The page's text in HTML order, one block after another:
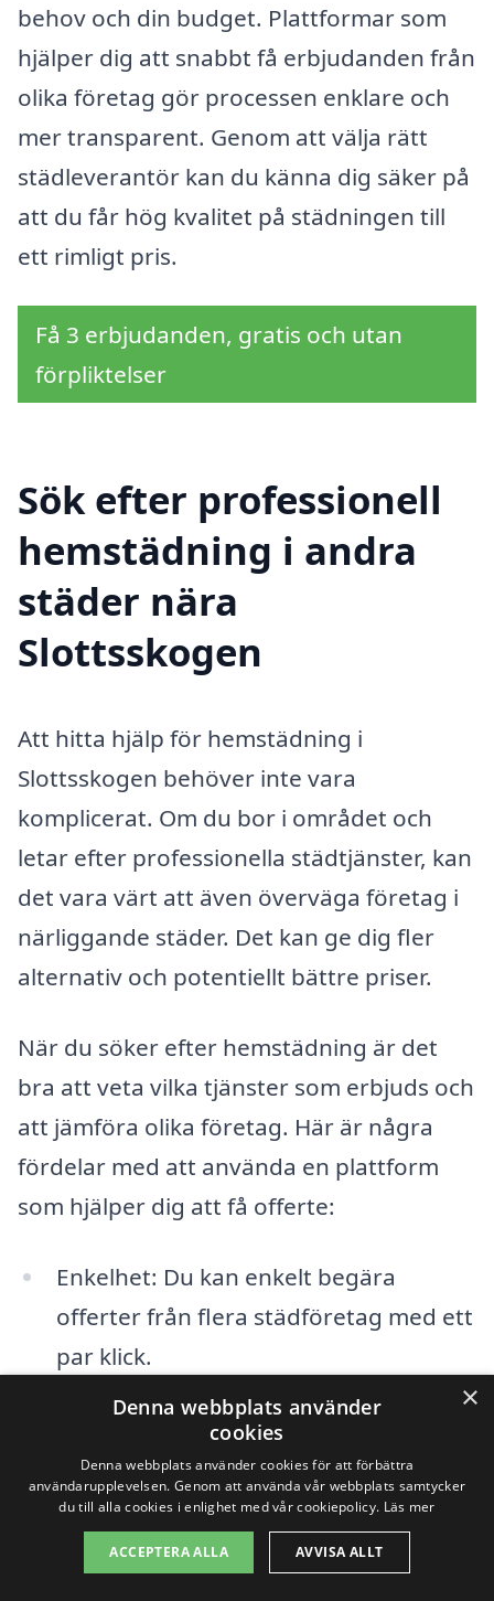
behov och din budget. Plattformar som
hjälper dig att snabbt få erbjudanden från
olika företag gör processen enklare och
mer transparent. Genom att välja rätt
städleverantör kan du känna dig säker på
att du får hög kvalitet på städningen till
ett rimligt pris.
Få 3 erbjudanden, gratis och utan
förpliktelser
Sök efter professionell
hemstädning i andra
städer nära
Slottsskogen
Att hitta hjälp för hemstädning i
Slottsskogen behöver inte vara
komplicerat. Om du bor i området och
letar efter professionella städtjänster, kan
det vara värt att även överväga företag i
närliggande städer. Det kan ge dig fler
alternativ och potentiellt bättre priser.
När du söker efter hemstädning är det
bra att veta vilka tjänster som erbjuds och
att jämföra olika företag. Här är några
fördelar med att använda en plattform
som hjälper dig att få offerte:
Enkelhet: Du kan enkelt begära
offerter från flera städföretag med ett
par klick.
Tidsbesparing: Du slipper leta igenom
flera hemsidor för att hitta det mest
passande företaget.
Kvalitet: Många plattformar erbjuder
×
Denna webbplats använder
cookies
Denna webbplats använder cookies för att förbättra
användarupplevelsen. Genom att använda vår webbplats samtycker
du till alla cookies i enlighet med vår cookiepolicy. Läs mer
ACCEPTERA ALLA AVVISA ALLT